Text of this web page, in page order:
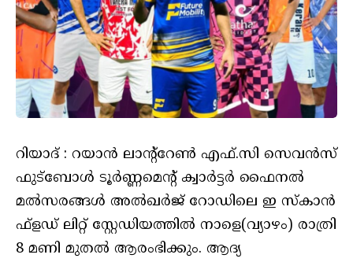
റിയാദ് : റയാന്‍ ലാന്റ്‌റേണ്‍ എഫ്.സി സെവന്‍സ്
ഫുട്‌ബോള്‍ ടൂര്‍ണ്ണമെന്റ് ക്വാര്‍ട്ടര്‍ ഫൈനല്‍
മല്‍സരങ്ങള്‍ അല്‍ഖര്‍ജ് റോഡിലെ ഇ സ്‌കാന്‍
ഫ്ളഡ് ലിറ്റ് സ്റ്റേഡിയത്തില്‍ നാളെ(വ്യാഴം) രാത്രി
8 മണി മുതല്‍ ആരംഭിക്കും. ആദ്യ